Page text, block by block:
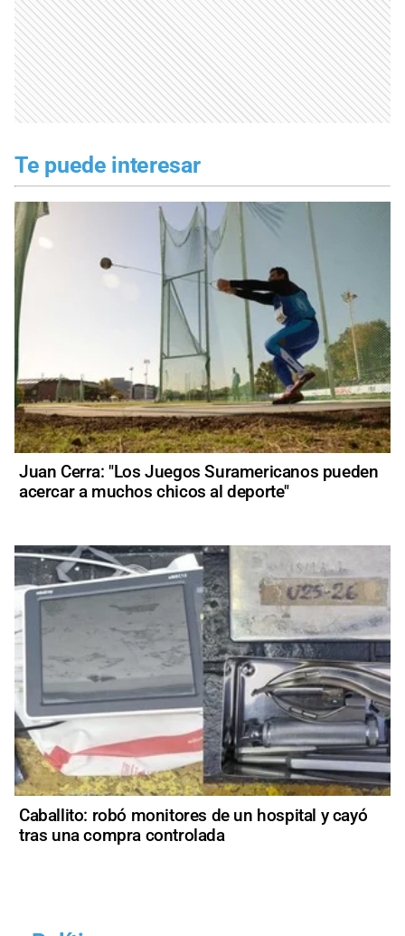
Te puede interesar
Juan Cerra: "Los Juegos Suramericanos pueden
acercar a muchos chicos al deporte"
Caballito: robó monitores de un hospital y cayó
tras una compra controlada